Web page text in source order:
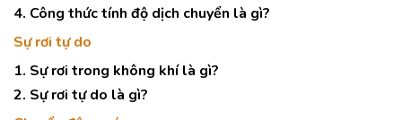
4. Công thức tính độ dịch chuyển là gì?
Sự rơi tự do
1. Sự rơi trong không khí là gì?
2. Sự rơi tự do là gì?